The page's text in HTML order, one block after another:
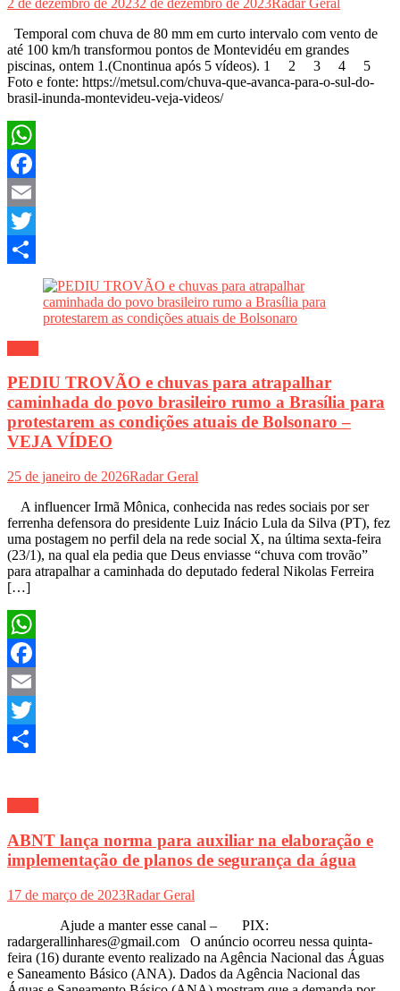
Temporal com chuva de 80 mm em curto intervalo com vento de
até 100 km/h transformou pontos de Montevidéu em grandes
piscinas, ontem 1.(Cnontinua após 5 vídeos). 1 2 3 4 5
Foto e fonte: https://metsul.com/chuva-que-avanca-para-o-sul-do-
brasil-inunda-montevideu-veja-videos/
WhatsApp
Facebook
Email
Twitter
PEDIU TROVÃO e chuvas para atrapalhar
caminhada do povo brasileiro rumo a Brasília para
protestarem as condições atuais de Bolsonaro –
VEJA VÍDEO
25 de janeiro de 2026Radar Geral
A influencer Irmã Mônica, conhecida nas redes sociais por ser
ferrenha defensora do presidente Luiz Inácio Lula da Silva (PT), fez
uma postagem no perfil dela na rede social X, na última sexta-feira
(23/1), na qual ela pedia que Deus enviasse “chuva com trovão”
para atrapalhar a caminhada do deputado federal Nikolas Ferreira
[…]
WhatsApp
Facebook
Email
Twitter
ABNT lança norma para auxiliar na elaboração e
implementação de planos de segurança da água
17 de março de 2023Radar Geral
Ajude a manter esse canal – PIX:
radargerallinhares@gmail.com O anúncio ocorreu nessa quinta-
feira (16) durante evento realizado na Agência Nacional das Águas
e Saneamento Básico (ANA). Dados da Agência Nacional das